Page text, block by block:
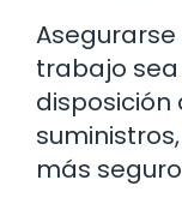
trabajo
más